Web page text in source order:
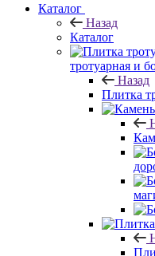
Каталог
Назад
Каталог
тротуарная и
Назад
Плитка